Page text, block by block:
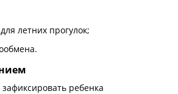
летних прогулок;
ребенка